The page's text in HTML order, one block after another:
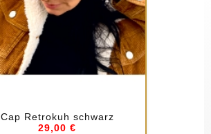
Cap Retrokuh schwarz
29,00 €